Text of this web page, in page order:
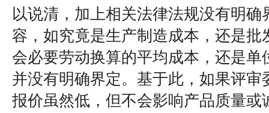
以说清，加上相关法律法规没有明确
容，如究竟是生产制造成本，还是批
会必要劳动换算的平均成本，还是单
并没有明确界定。基于此，如果评审
报价虽然低，但不会影响产品质量或